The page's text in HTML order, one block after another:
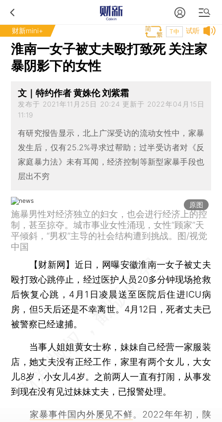
财新mini+ 试听
T中
淮南一女子被丈夫殴打致死 关注家
暴阴影下的女性
文｜特约作者 黄姝伦 刘紫霜
发布于 2021年11月25日 20:24 更新于 2022年04月15日
11:19
有研究报告显示，北上广深受访的流动女性中，家暴
发生后，仅有25.2%寻求过帮助；过半受访者对《反
家庭暴力法》未有耳闻，经济控制等新型家暴手段也
层出不穷
原图
施暴男性对经济独立的妇女，也会进行经济上的控
制，甚至掠夺。城市事业女性涌现，女性“顾家”天
平倾斜，“男权”主导的社会结构遭到挑战。图/视觉
中国
【财新网】 近日，网曝安徽淮南一女子被丈夫
殴打致心跳停止，经过医护人员20多分钟现场抢救
后恢复心跳，4月1日凌晨送至医院后住进ICU病
房，但5天后还是不幸离世。4月12日，死者丈夫已
被警察已经逮捕。
当事人姐姐黄女士称，妹妹自己经营一家服装
店，她丈夫没有正经工作，家里有两个女儿，大女
儿8岁，小女儿4岁。之前两人一直有打闹，从事发
到现在没有见过妹妹丈夫，已报警处理。
家暴事件国内外屡见不鲜。2022年年初，陕